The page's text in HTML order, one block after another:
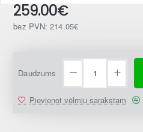
259.00€
bez PVN: 214.05€
Daudzums
Pievienot vēlmju sarakstam